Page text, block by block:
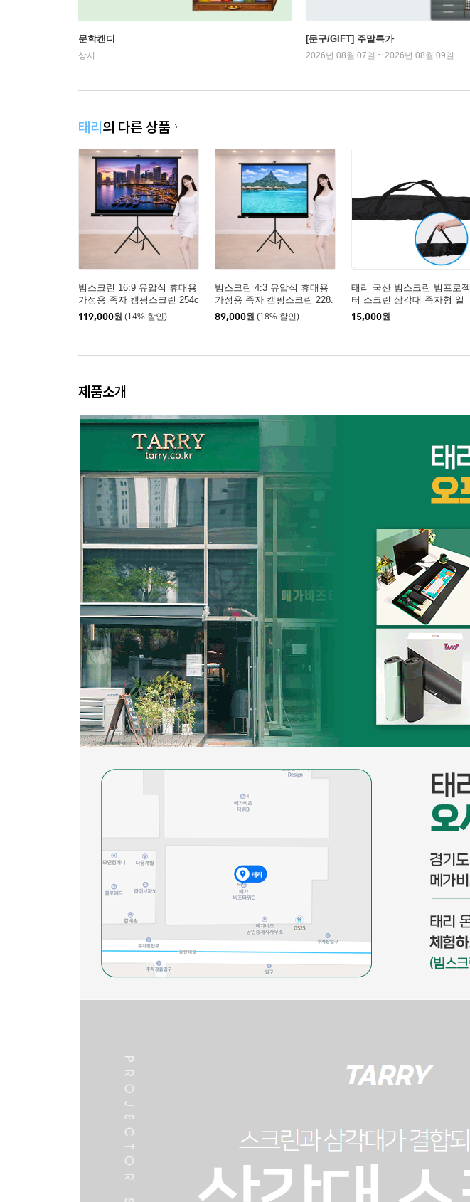
문학캔디
상시
[문구/GIFT] 주말특가
2026년 08월 07일 ~ 2026년 08월 09일
태리의 다른 상품
빔스크린 16:9 유압식 휴대용
가정용 족자 캠핑스크린 254c
m(100인치)
119,000원 (14% 할인)
빔스크린 4:3 유압식 휴대용
가정용 족자 캠핑스크린 228.
6cm(90인치)
89,000원 (18% 할인)
태리 국산 빔스크린 빔프로젝
터 스크린 삼각대 족자형 일
체형 전용 가방 60인치 80인
15,000원
제품소개